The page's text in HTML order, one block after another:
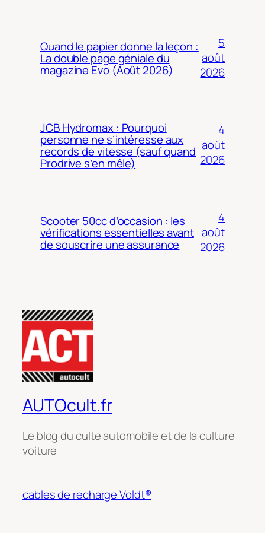
Quand le papier donne la leçon :
La double page géniale du
magazine Evo (Août 2026)
5
août
2026
JCB Hydromax : Pourquoi
personne ne s’intéresse aux
records de vitesse (sauf quand
Prodrive s’en mêle)
4
août
2026
Scooter 50cc d’occasion : les
vérifications essentielles avant
de souscrire une assurance
4
août
2026
AUTOcult.fr
Le blog du culte automobile et de la culture
voiture
cables de recharge Voldt®